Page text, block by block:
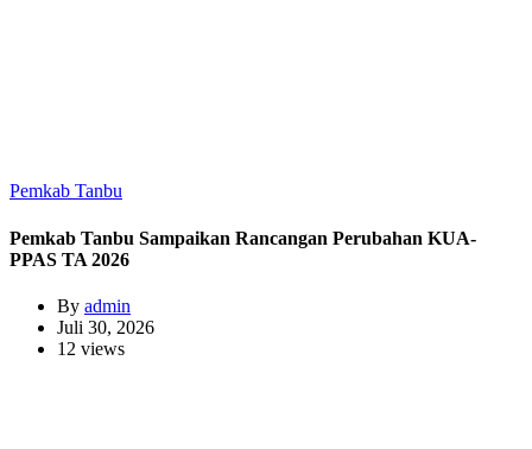
Pemkab Tanbu
Pemkab Tanbu Sampaikan Rancangan Perubahan KUA-
PPAS TA 2026
By admin
Juli 30, 2026
12 views